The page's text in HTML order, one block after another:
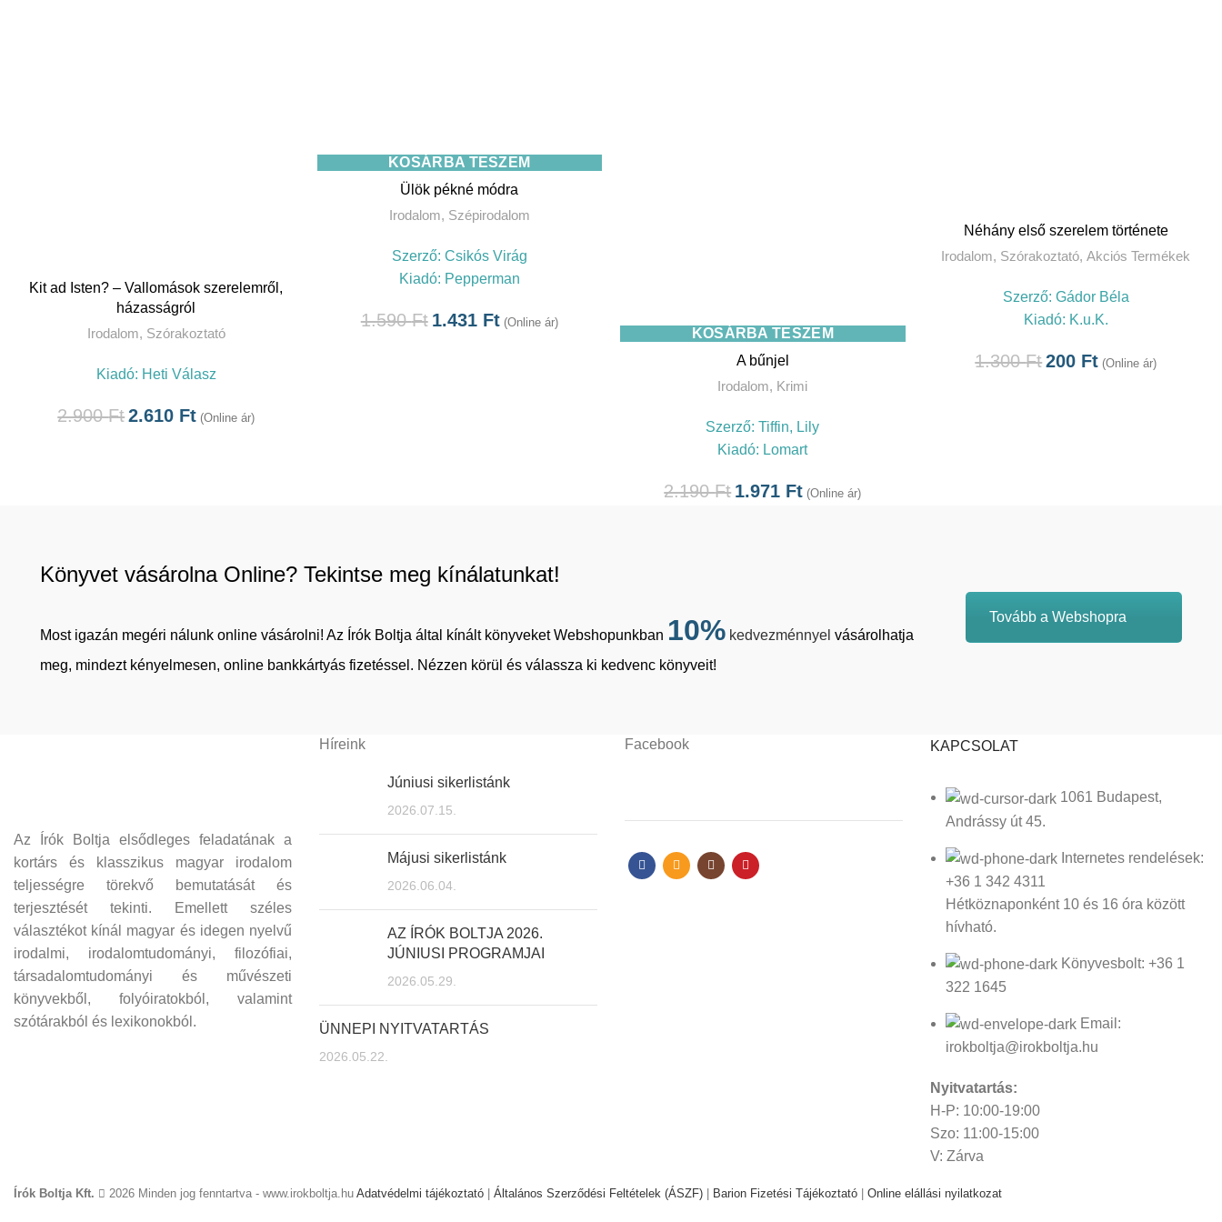
Kit ad Isten? – Vallomások szerelemről,
házasságról
Irodalom, Szórakoztató
Kiadó: Heti Válasz
2.900Ft2.610 Ft (Online ár)
KOSÁRBA TESZEM
Ülök pékné módra
Irodalom, Szépirodalom
Szerző: Csikós Virág
Kiadó: Pepperman
1.590Ft 1.431 Ft (Online ár)
KOSÁRBA TESZEM
A bűnjel
Irodalom, Krimi
Szerző:Tiffin, Lily
Kiadó: Lomart
2.190Ft 1.971 Ft (Online ár)
Néhány első szerelem története
Irodalom, Szórakoztató,Akciós Termékek
Szerző: Gádor Béla
Kiadó: K.u.K.
1.300Ft200 Ft (Online ár)
Könyvet vásárolna Online? Tekintse meg kínálatunkat!
Most igazán megéri nálunk online vásárolni! Az Írók Boltja által kínált könyveket Webshopunkban 10% kedvezménnyel vásárolhatja
meg, mindezt kényelmesen, online bankkártyás fizetéssel. Nézzen körül és válassza ki kedvenc könyveit!
Tovább a Webshopra
Az Írók Boltja elsődleges feladatának a
kortárs és klasszikus magyar irodalom
teljességre törekvő bemutatását és
terjesztését tekinti. Emellett széles
választékot kínál magyar és idegen nyelvű
irodalmi, irodalomtudományi, filozófiai,
társadalomtudományi és művészeti
könyvekből, folyóiratokból, valamint
szótárakból és lexikonokból.
Híreink
Júniusi sikerlistánk
2026.07.15.
Májusi sikerlistánk
2026.06.04.
AZ ÍRÓK BOLTJA 2026.
JÚNIUSI PROGRAMJAI
2026.05.29.
ÜNNEPI NYITVATARTÁS
2026.05.22.
Facebook KAPCSOLAT
1061 Budapest,
Andrássy út 45.
Internetes rendelések:
+36 1 342 4311
Hétköznaponként 10 és 16 óra között
hívható.
Könyvesbolt: +36 1
322 1645
Email:
irokboltja@irokboltja.hu
Nyitvatartás:
H-P: 10:00-19:00
Szo: 11:00-15:00
V: Zárva
Írók Boltja Kft. 2026 Minden jog fenntartva - www.irokboltja.hu Adatvédelmi tájékoztató Általános Szerződési Feltételek (ÁSZF) Barion Fizetési Tájékoztató Online elállási nyilatkozat